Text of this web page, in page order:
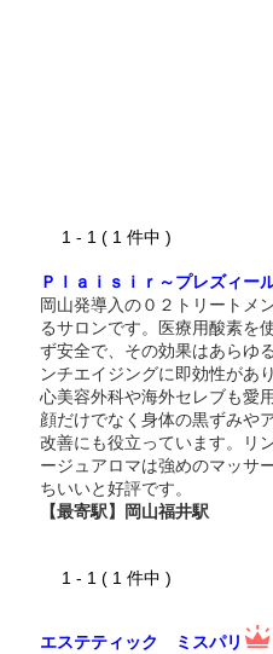
1 - 1 ( 1 件中 )
Ｐｌａｉｓｉｒ～プレズィー
岡山発導入の０２トリートメ
るサロンです。医療用酸素を
ず安全で、その効果はあらゆ
ンチエイジングに即効性があ
心美容外科や海外セレブも愛
顔だけでなく身体の黒ずみや
改善にも役立っています。リ
ージュアロマは強めのマッサ
ちいいと好評です。
【最寄駅】岡山福井駅
1 - 1 ( 1 件中 )
エステティック ミスパリ